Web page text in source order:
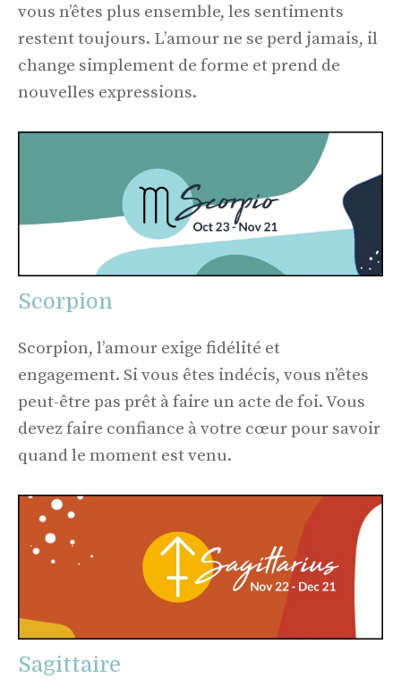
vous n’êtes plus ensemble, les sentiments
restent toujours. L’amour ne se perd jamais, il
change simplement de forme et prend de
nouvelles expressions.
Scorpion
Scorpion, l’amour exige fidélité et
engagement. Si vous êtes indécis, vous n’êtes
peut-être pas prêt à faire un acte de foi. Vous
devez faire confiance à votre cœur pour savoir
quand le moment est venu.
Sagittaire